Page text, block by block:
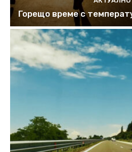
Горещо време с